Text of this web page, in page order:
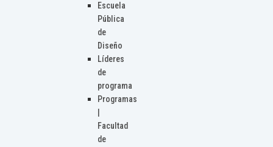
Escuela
Pública
de
Diseño
Líderes
de
programa
Programas
Facultad
de